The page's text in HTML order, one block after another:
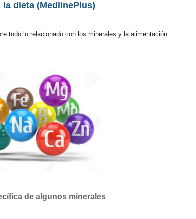
la dieta (MedlinePlus)
todo lo relacionado con los minerales y la alimentación
de algunos minerales